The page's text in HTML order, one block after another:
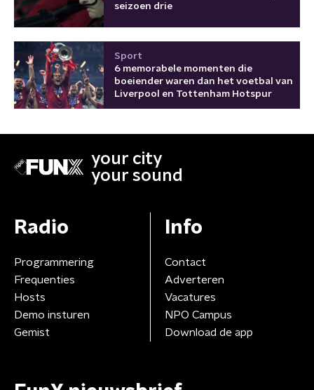
seizoen drie
Sport
6 memorabele momenten die
boeiender waren dan het voetbal van
Liverpool en Tottenham Hotspur
your city
your sound
Radio
Programmering
Frequenties
Hosts
Demo insturen
Gemist
Info
Contact
Adverteren
Vacatures
NPO Campus
Download de app